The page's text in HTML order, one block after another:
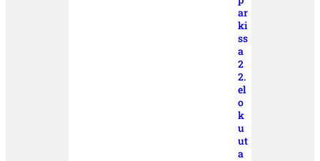
ar
ki
ss
a
2
2.
el
o
k
u
ut
a